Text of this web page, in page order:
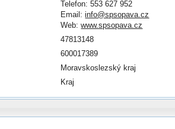
Telefon: 553 627 952
Email:info@spsopava.cz
Web:www.spsopava.cz
47813148
600017389
Moravskoslezský kraj
Kraj